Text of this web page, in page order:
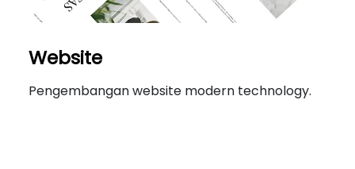
Website
Pengembangan website modern technology.